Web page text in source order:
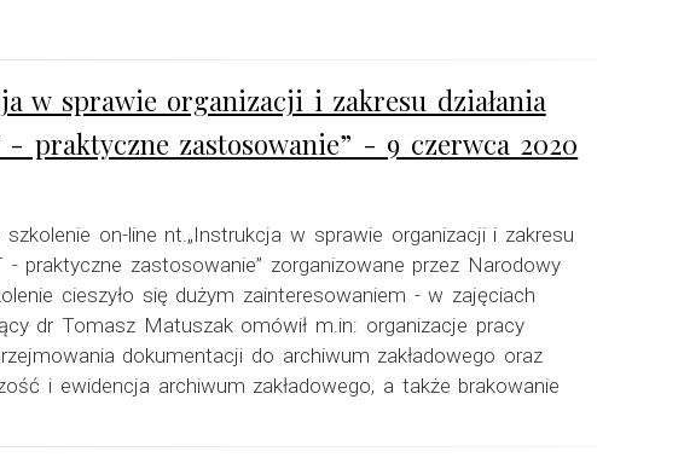
w sprawie organizacji i zakresu działania
- praktyczne zastosowanie” - 9 czerwca 2020
on-line nt.„Instrukcja w sprawie organizacji i zakresu
- praktyczne zastosowanie” zorganizowane przez Narodowy
cieszyło się dużym zainteresowaniem - w zajęciach
dr Tomasz Matuszak omówił m.in: organizacje pracy
dokumentacji do archiwum zakładowego oraz
i ewidencja archiwum zakładowego, a także brakowanie